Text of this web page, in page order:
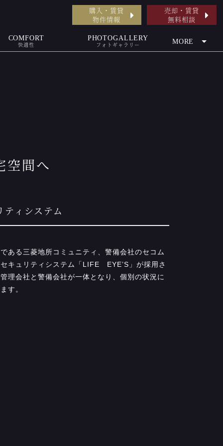
購入・賃貸
物件情報
売却・賃貸
無料相談
COMFORT
快適性
PHOTOGALLERY
フォトギャラリー
MORE
空間へ
ィシステム
ある三菱地所コミュニティ、警備会社のセコム
キュリティシステム「LIFE EYE’S」が採用さ
理会社と警備会社が一体となり、個別の状況に
す。